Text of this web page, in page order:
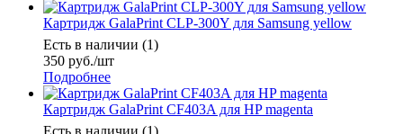
Картридж GalaPrint CLP-300Y для Samsung yellow
Есть в наличии (1)
350 руб./шт
Подробнее
Картридж GalaPrint CF403A для HP magenta